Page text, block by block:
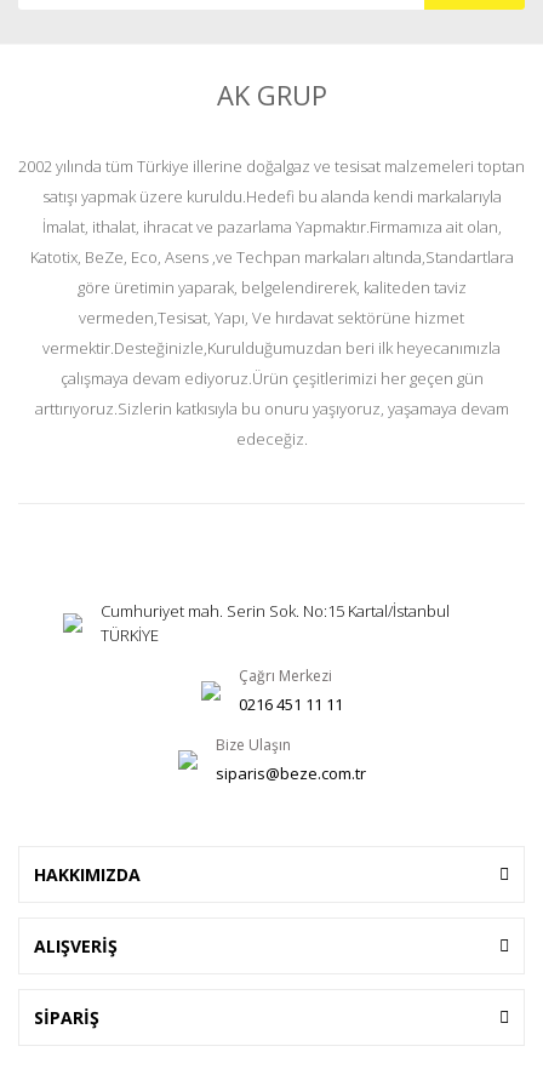
AK GRUP
2002 yılında tüm Türkiye illerine doğalgaz ve tesisat malzemeleri toptan
satışı yapmak üzere kuruldu.Hedefi bu alanda kendi markalarıyla
İmalat, ithalat, ihracat ve pazarlama Yapmaktır.Firmamıza ait olan,
Katotix, BeZe, Eco, Asens ,ve Techpan markaları altında,Standartlara
göre üretimin yaparak, belgelendirerek, kaliteden taviz
vermeden,Tesisat, Yapı, Ve hırdavat sektörüne hizmet
vermektir.Desteğinizle,Kurulduğumuzdan beri ilk heyecanımızla
çalışmaya devam ediyoruz.Ürün çeşitlerimizi her geçen gün
arttırıyoruz.Sizlerin katkısıyla bu onuru yaşıyoruz, yaşamaya devam
edeceğiz.
Cumhuriyet mah. Serin Sok. No:15 Kartal/İstanbul
TÜRKİYE
Çağrı Merkezi
0216 451 11 11
Bize Ulaşın
siparis@beze.com.tr
HAKKIMIZDA
ALIŞVERİŞ
SİPARİŞ